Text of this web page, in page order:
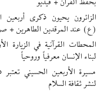
بحفظ القرآن + فيديو
الزائرون يحيون ذكرى أربعين
(ع) عند المرقدين الطاهرين +
المحطات القرآنية في الزيارة
لبناء الإنسان معرفیاً وروحياً
مسيرة الأربعين الحسيني تعتبر
لنشر ثقافة السلام